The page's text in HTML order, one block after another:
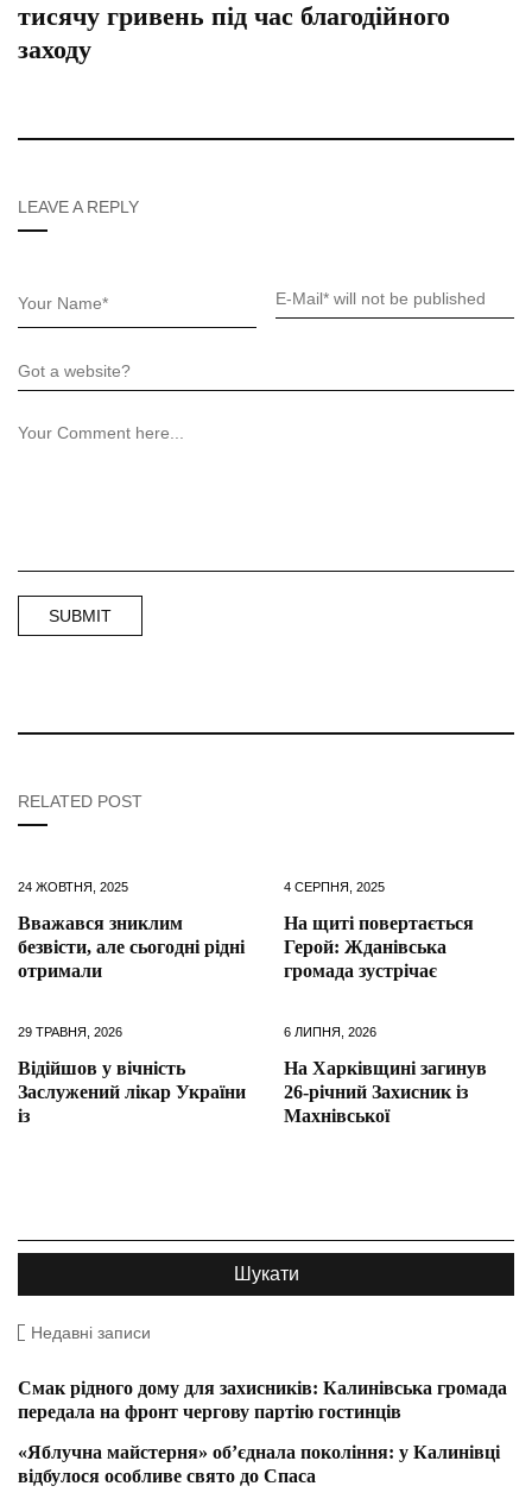
тисячу гривень під час благодійного
заходу
LEAVE A REPLY
RELATED POST
24 ЖОВТНЯ, 2025
Вважався зниклим
безвісти, але сьогодні рідні
отримали
4 СЕРПНЯ, 2025
На щиті повертається
Герой: Жданівська
громада зустрічає
29 ТРАВНЯ, 2026
Відійшов у вічність
Заслужений лікар України
із
6 ЛИПНЯ, 2026
На Харківщині загинув
26-річний Захисник із
Махнівської
Недавні записи
Смак рідного дому для захисників: Калинівська громада
передала на фронт чергову партію гостинців
«Яблучна майстерня» об’єднала покоління: у Калинівці
відбулося особливе свято до Спаса